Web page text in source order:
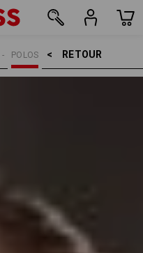
RETOUR    >
POLOS